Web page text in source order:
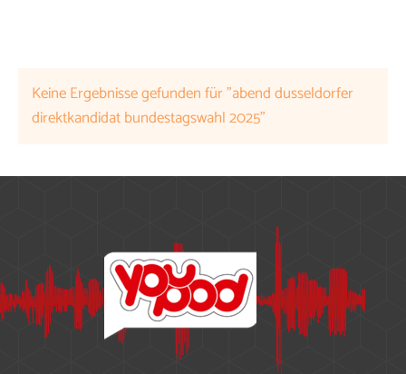
Keine Ergebnisse gefunden für "abend dusseldorfer
direktkandidat bundestagswahl 2025"